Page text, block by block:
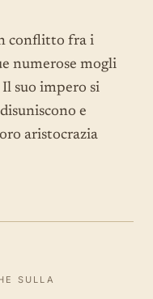
conflitto fra i
numerose mogli
suo impero si
e
aristocrazia
SULLA